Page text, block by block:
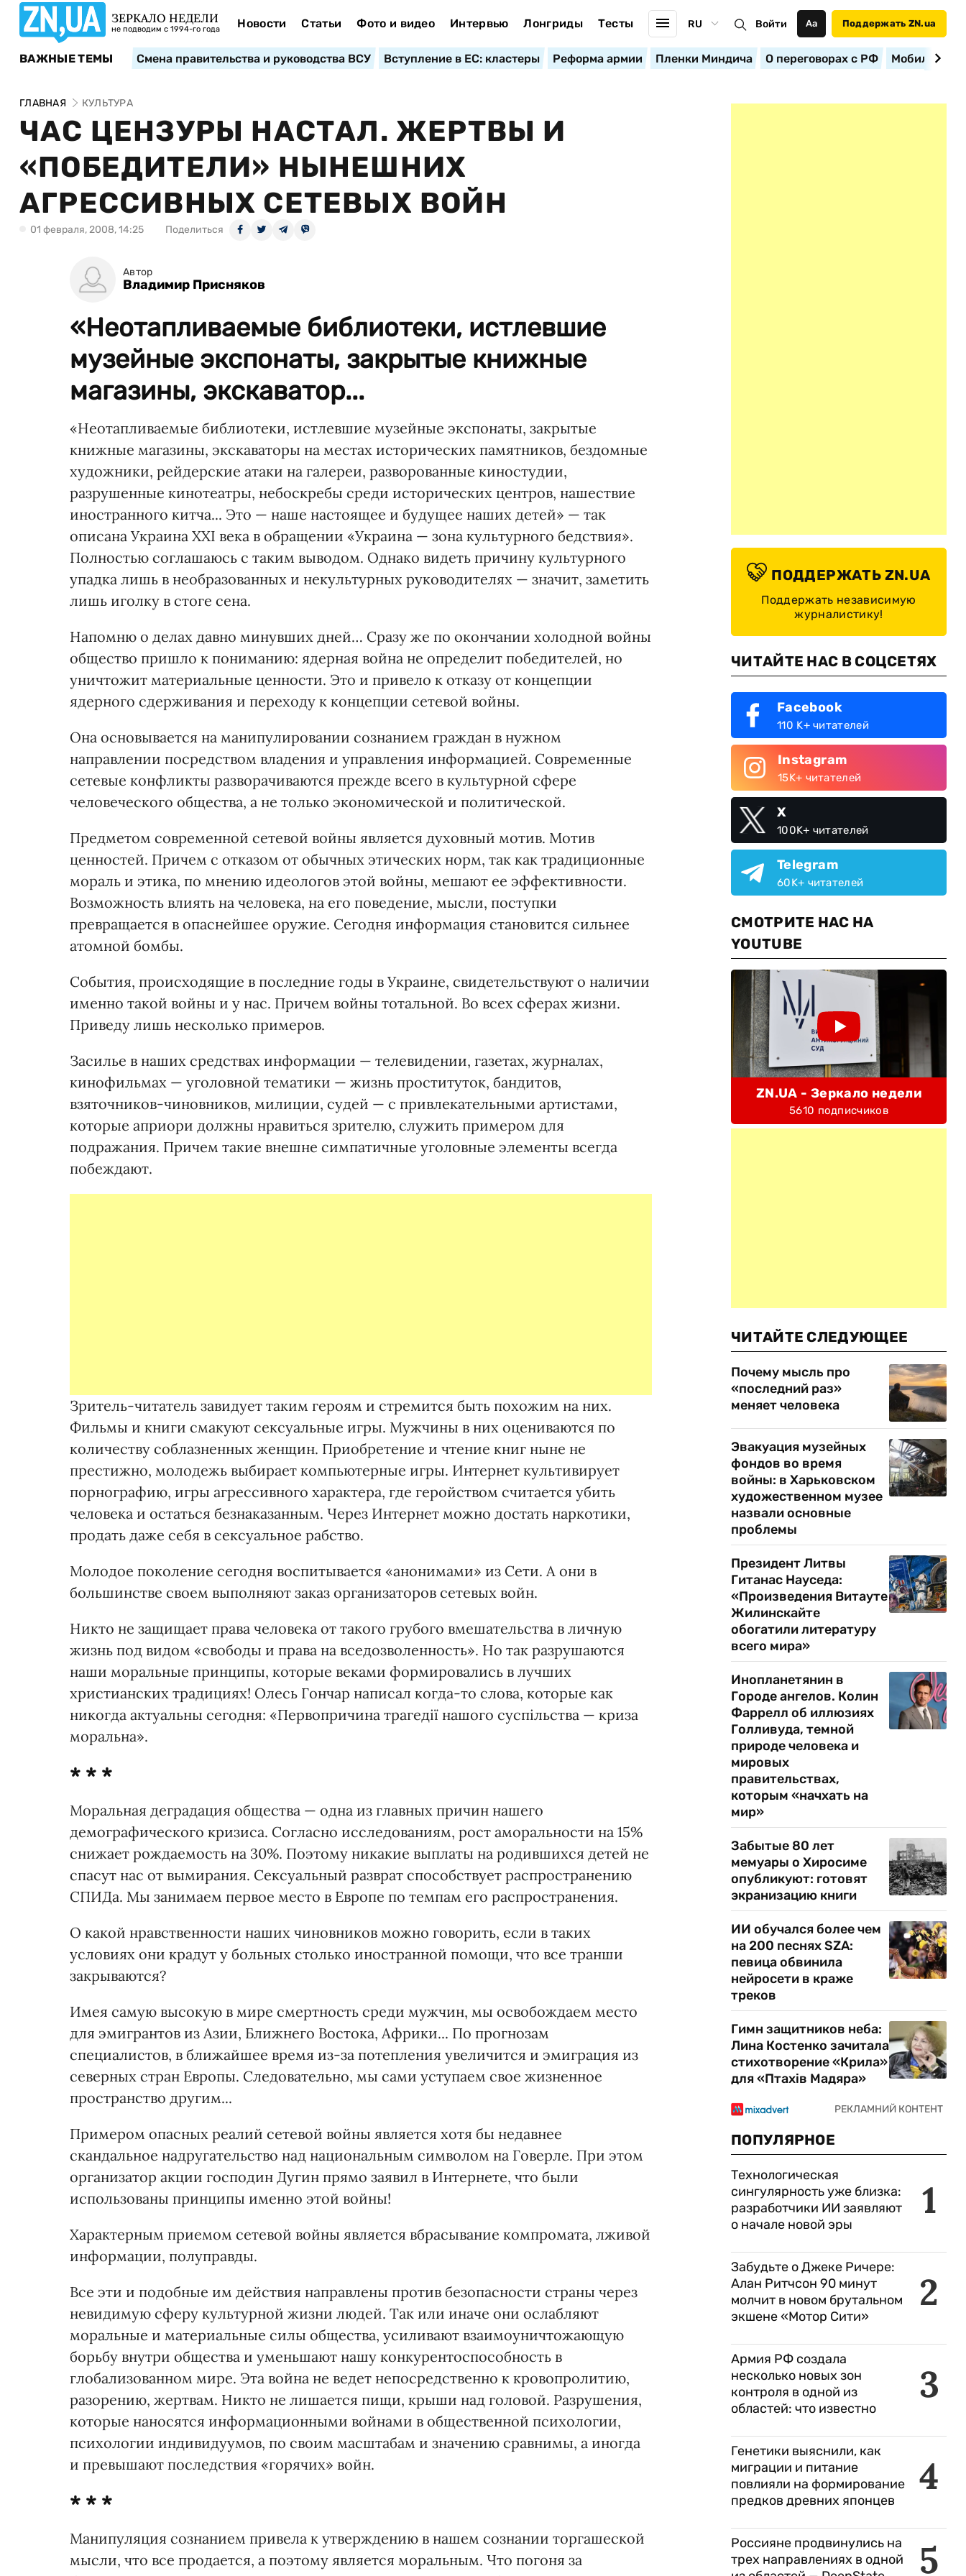
ЗЕРКАЛО НЕДЕЛИ
не подводим с 1994-го года Новости Статьи Фото и видео Интервью Лонгриды Тесты RU Войти Аа Поддержать ZN.ua
ВАЖНЫЕ ТЕМЫ Смена правительства и руководства ВСУ Вступление в ЕС: кластеры Реформа армии Пленки Миндича О переговорах с РФ
ГЛАВНАЯ КУЛЬТУРА
ЧАС ЦЕНЗУРЫ НАСТАЛ. ЖЕРТВЫ И
«ПОБЕДИТЕЛИ» НЫНЕШНИХ
АГРЕССИВНЫХ СЕТЕВЫХ ВОЙН
01 февраля, 2008, 14:25 Поделиться
Автор
Владимир Присняков
«Неотапливаемые библиотеки, истлевшие
музейные экспонаты, закрытые книжные
магазины, экскаватор...
«Неотапливаемые библиотеки, истлевшие музейные экспонаты, закрытые
книжные магазины, экскаваторы на местах исторических памятников, бездомные
художники, рейдерские атаки на галереи, разворованные киностудии,
разрушенные кинотеатры, небоскребы среди исторических центров, нашествие
иностранного китча... Это — наше настоящее и будущее наших детей» — так
описана Украина ХХІ века в обращении «Украина — зона культурного бедствия».
Полностью соглашаюсь с таким выводом. Однако видеть причину культурного
упадка лишь в необразованных и некультурных руководителях — значит, заметить
лишь иголку в стоге сена.
Напомню о делах давно минувших дней… Сразу же по окончании холодной войны
общество пришло к пониманию: ядерная война не определит победителей, но
уничтожит материальные ценности. Это и привело к отказу от концепции
ядерного сдерживания и переходу к концепции сетевой войны.
Она основывается на манипулировании сознанием граждан в нужном
направлении посредством владения и управления информацией. Современные
сетевые конфликты разворачиваются прежде всего в культурной сфере
человеческого общества, а не только экономической и политической.
Предметом современной сетевой войны является духовный мотив. Мотив
ценностей. Причем с отказом от обычных этических норм, так как традиционные
мораль и этика, по мнению идеологов этой войны, мешают ее эффективности.
Возможность влиять на человека, на его поведение, мысли, поступки
превращается в опаснейшее оружие. Сегодня информация становится сильнее
атомной бомбы.
События, происходящие в последние годы в Украине, свидетельствуют о наличии
именно такой войны и у нас. Причем войны тотальной. Во всех сферах жизни.
Приведу лишь несколько примеров.
Засилье в наших средствах информации — телевидении, газетах, журналах,
кинофильмах — уголовной тематики — жизнь проституток, бандитов,
взяточников-чиновников, милиции, судей — с привлекательными артистами,
которые априори должны нравиться зрителю, служить примером для
подражания. Причем такие внешне симпатичные уголовные элемен­ты всегда
побеждают.
Зритель-читатель завидует таким героям и стремится быть похожим на них.
Фильмы и книги смакуют сексуальные игры. Мужчины в них оцениваются по
количеству соблазненных женщин. Приобретение и чтение книг ныне не
престижно, молодежь выбирает компьютерные игры. Интернет культивирует
порнографию, игры агрессивного характера, где геройством считается убить
человека и остаться безнаказанным. Через Интернет можно достать наркотики,
продать даже себя в сексуальное рабство.
Молодое поколение сегодня воспитывается «анонимами» из Сети. А они в
большинстве своем выполняют заказ организаторов сетевых войн.
Никто не защищает права человека от такого грубого вмешательства в личную
жизнь под видом «свободы и права на вседозволенность». Но так разрушаются
наши моральные принципы, которые веками формировались в лучших
христианских традициях! Олесь Гончар написал когда-то слова, которые как
никогда актуальны сегодня: «Первопричина трагедії нашого суспільства — криза
моральна».
* * *
Моральная деградация общества — одна из главных причин нашего
демографического кризиса. Согласно исследованиям, рост аморальности на 15%
снижает рождаемость на 30%. Поэтому никакие выплаты на родившихся детей не
спасут нас от вымирания. Сексуальный разврат способствует распространению
СПИДа. Мы занимаем первое место в Европе по темпам его распространения.
О какой нравственности наших чиновников можно говорить, если в таких
условиях они крадут у больных столько иностранной помощи, что все транши
закрываются?
Имея самую высокую в мире смертность среди мужчин, мы освобождаем место
для эмигрантов из Азии, Ближнего Востока, Африки... По прогнозам
специалистов, в ближайшее время из-за потепления увеличится и эмиграция из
северных стран Европы. Следовательно, мы сами уступаем свое жизненное
пространство другим...
Примером опасных реалий сетевой войны является хотя бы недавнее
скандальное надругательство над национальным символом на Говерле. При этом
организатор акции господин Дугин прямо заявил в Интернете, что были
использованы принципы именно этой войны!
Характерным приемом сетевой войны является вбрасывание компромата, лживой
информации, полуправды.
Все эти и подобные им действия направлены против безопасности страны через
невидимую сферу культурной жизни людей. Так или иначе они ослабляют
моральные и материальные силы общества, усиливают взаимоуничтожающую
борьбу внутри общества и уменьшают нашу конкурентоспособность в
глобализованном мире. Эта война не ведет непосредственно к кровопролитию,
разорению, жертвам. Никто не лишается пищи, крыши над головой. Разрушения,
которые наносятся информационными войнами в общественной психологии,
психологии индивидуумов, по своим масштабам и значению сравнимы, а иногда
и превышают последствия «горячих» войн.
* * *
Манипуляция сознанием привела к утверждению в нашем сознании торгашеской
мысли, что все продается, а поэтому является моральным. Что погоня за
ПОДДЕРЖАТЬ ZN.UA
Поддержать независимую
журналистику!
ЧИТАЙТЕ НАС В СОЦСЕТЯХ
Facebook
110 K+ читателей
Instagram
15K+ читателей
X
100K+ читателей
Telegram
60K+ читателей
СМОТРИТЕ НАС НА
YOUTUBE
ZN.UA - Зеркало недели
5610 подписчиков
ЧИТАЙТЕ СЛЕДУЮЩЕЕ
Почему мысль про
«последний раз»
меняет человека
Эвакуация музейных
фондов во время
войны: в Харьковском
художественном музее
назвали основные
проблемы
Президент Литвы
Гитанас Науседа:
«Произведения Витауте
Жилинскайте
обогатили литературу
всего мира»
Инопланетянин в
Городе ангелов. Колин
Фаррелл об иллюзиях
Голливуда, темной
природе человека и
мировых
правительствах,
которым «начхать на
мир»
Забытые 80 лет
мемуары о Хиросиме
опубликуют: готовят
экранизацию книги
ИИ обучался более чем
на 200 песнях SZA:
певица обвинила
нейросети в краже
треков
Гимн защитников неба:
Лина Костенко зачитала
стихотворение «Крила»
для «Птахів Мадяра»
ПОПУЛЯРНОЕ
1
Технологическая
сингулярность уже близка:
разработчики ИИ заявляют
о начале новой эры
2
Забудьте о Джеке Ричере:
Алан Ритчсон 90 минут
молчит в новом брутальном
экшене «Мотор Сити»
3
Армия РФ создала
несколько новых зон
контроля в одной из
областей: что известно
4
Генетики выяснили, как
миграции и питание
повлияли на формирование
предков древних японцев
5
Россияне продвинулись на
трех направлениях в одной